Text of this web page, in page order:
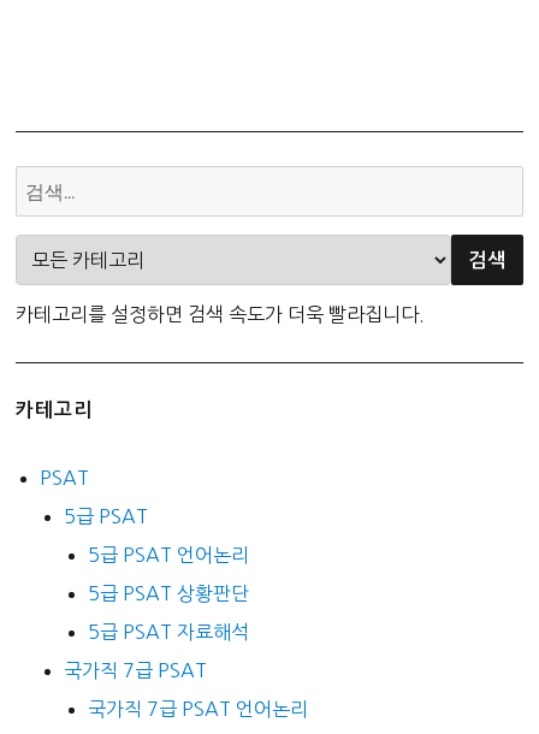
카테고리를 설정하면 검색 속도가 더욱 빨라집니다.
카테고리
PSAT
5급 PSAT
5급 PSAT 언어논리
5급 PSAT 상황판단
5급 PSAT 자료해석
국가직 7급 PSAT
국가직 7급 PSAT 언어논리